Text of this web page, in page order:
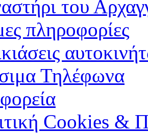
του
πληροφορίες
Τηλέφωνα
Cookies &